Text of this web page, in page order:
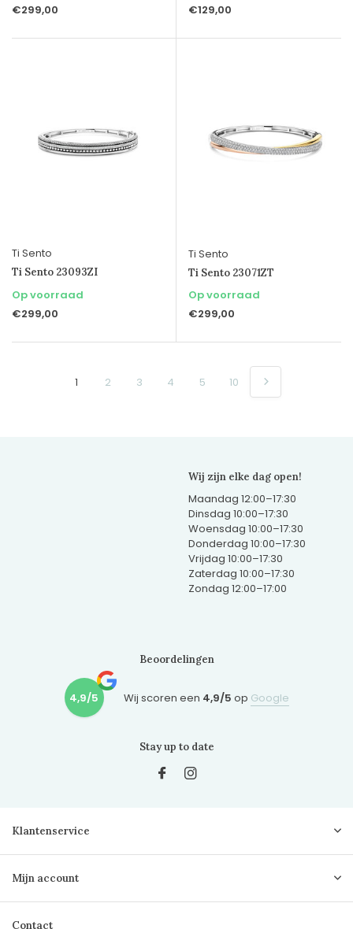
€299,00
€129,00
Ti Sento
Ti Sento 23093ZI
Op voorraad
€299,00
Ti Sento
Ti Sento 23071ZT
Op voorraad
€299,00
1 2 3 4 5 10
Wij zijn elke dag open!
Maandag 12:00–17:30
Dinsdag 10:00–17:30
Woensdag 10:00–17:30
Donderdag 10:00–17:30
Vrijdag 10:00–17:30
Zaterdag 10:00–17:30
Zondag 12:00–17:00
Beoordelingen
4,9/5 Wij scoren een 4,9/5 op Google
Stay up to date
Klantenservice
Mijn account
Contact